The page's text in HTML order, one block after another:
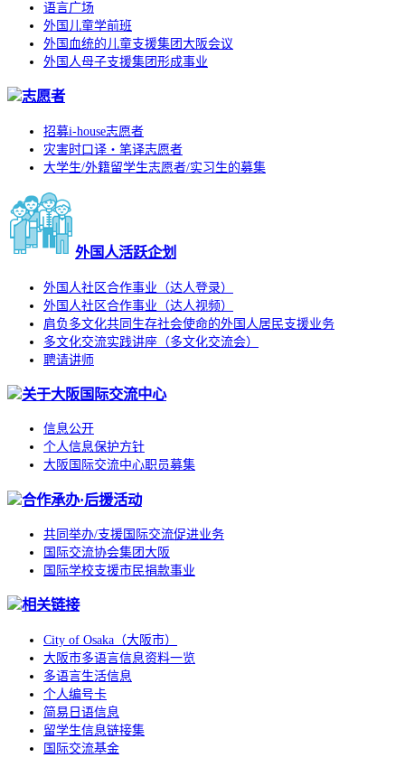
语言广场
外国儿童学前班
外国血统的儿童支援集团大阪会议
外国人母子支援集团形成事业
志愿者
招募i-house志愿者
灾害时口译・笔译志愿者
大学生/外籍留学生志愿者/实习生的募集
外国人活跃企划
外国人社区合作事业（达人登录）
外国人社区合作事业（达人视频）
肩负多文化共同生存社会使命的外国人居民支援业务
多文化交流实践讲座（多文化交流会）
聘请讲师
关于大阪国际交流中心
信息公开
个人信息保护方针
大阪国际交流中心职员募集
合作承办·后援活动
共同举办/支援国际交流促进业务
国际交流协会集团大阪
国际学校支援市民捐款事业
相关链接
City of Osaka（大阪市）
大阪市多语言信息资料一览
多语言生活信息
个人编号卡
简易日语信息
留学生信息链接集
国际交流基金